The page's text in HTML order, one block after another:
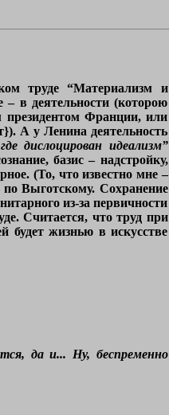
труде “Материализм и
в деятельности (которою
президентом Франции, или
А у Ленина деятельность
дислоцирован идеализм”
базис – надстройку,
(То, что известно мне –
по Выготскому. Сохранение
из-за первичности
Считается, что труд при
будет жизнью в искусстве
да и... Ну, беспременно